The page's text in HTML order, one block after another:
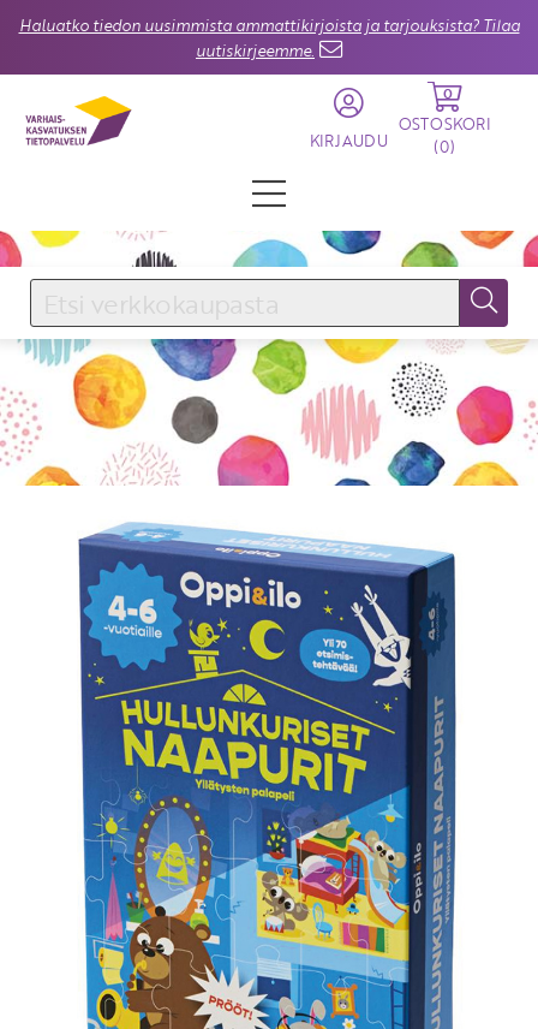
Haluatko tiedon uusimmista ammattikirjoista ja tarjouksista? Tilaa
uutiskirjeemme.
KIRJAUDU
0
OSTOSKORI
(0)
KIRJAUDU SISÄÄN
Käyttäjätunnus
Salasana
KIRJAUDU SISÄÄN
Etkö ole vielä Varhaiskasvatuksen Tietopalvelun
jäsen?
Liity tästä!